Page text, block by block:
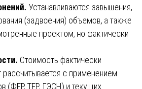
Устанавливаются завышения,
(задвоения) объемов, а также
проектом, но фактически
Стоимость фактически
с применением
(ФЕР, ТЕР, ГЭСН) и текущих